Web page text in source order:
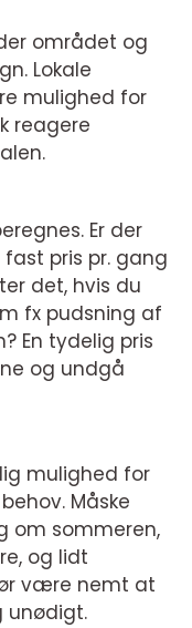
området og
Lokale
mulighed for
reagere
Er der
pris pr. gang
det, hvis du
fx pudsning af
En tydelig pris
og undgå
mulighed for
Måske
om sommeren,
og lidt
være nemt at
unødigt.